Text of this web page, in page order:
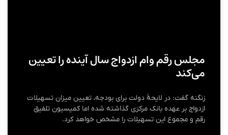
مجلس رقم وام ازدواج سال آینده را تعیین
می‌کند
زنگنه گفت: در لایحۀ دولت برای بودجه، تعیین میزان تسهیلات
ازدواج بر عهده بانک‌ مرکزی گذاشته شده اما کمیسیون تلفیق
رقم و مجموع این تسهیلات را مشخص خواهد کرد.